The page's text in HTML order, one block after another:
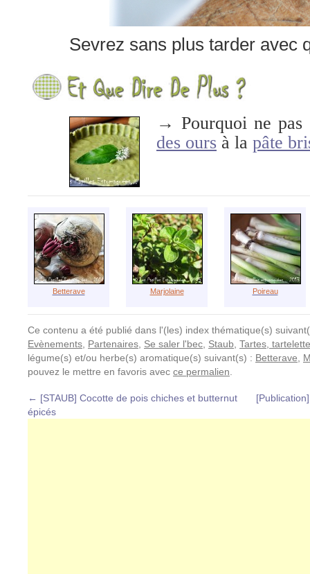
Sevrez sans plus tarder avec
→ Pourquoi ne
des ours à la pâte
Betterave Marjolaine Poireau
Ce contenu a été publié dans l'(les) index thématique(s)
Evènements Partenaires Se saler l'bec Staub Tartes,
légume(s) et/ou herbe(s) aromatique(s) suivant(s) : Betterave
pouvez le mettre en favoris avec ce permalien
← [STAUB] Cocotte de pois chiches et butternut
épicés